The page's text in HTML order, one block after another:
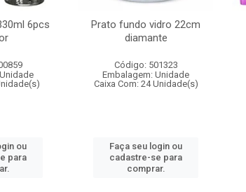
6pcs
ou
para
Prato fundo vidro 22cm
diamante
Código: 501323
Embalagem: Unidade
Caixa Com: 24 Unidade(s)
Faça seu login ou
cadastre-se para
comprar.